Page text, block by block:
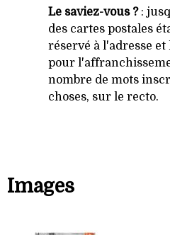
Le saviez-vous ?:
des cartes postales
réservé à l'adresse
pour
nombre de mots
choses, sur le recto.
Images